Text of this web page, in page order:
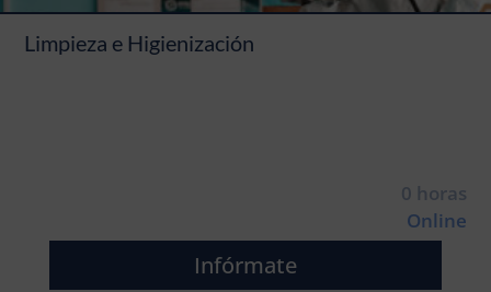
Limpieza e Higienización
0 horas
Online
Infórmate